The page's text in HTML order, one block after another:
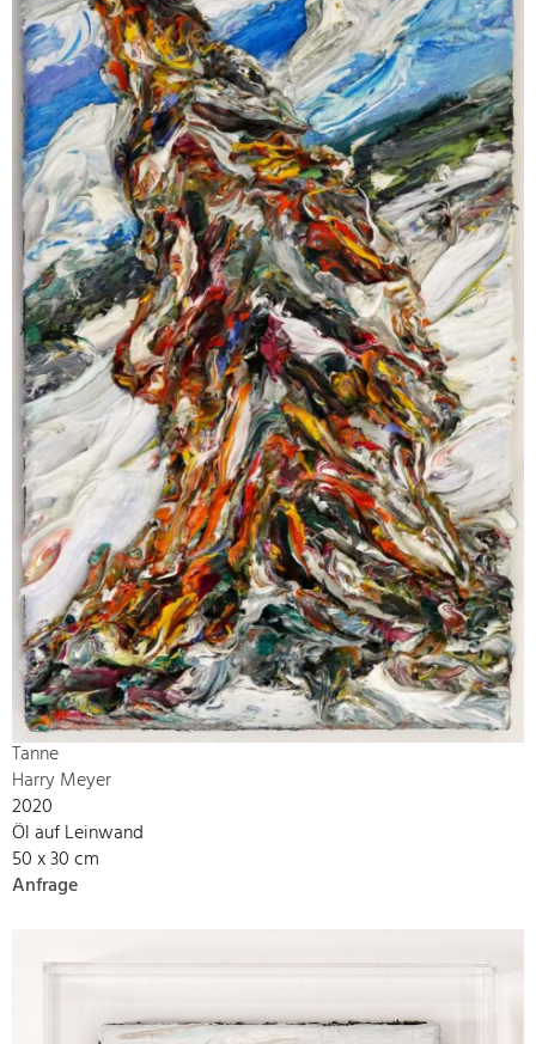
Tanne
Harry Meyer
2020
Öl auf Leinwand
50 x 30 cm
Anfrage